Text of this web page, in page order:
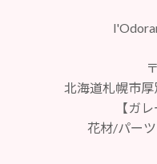
北海道札幌市
【ガ
花材/パー